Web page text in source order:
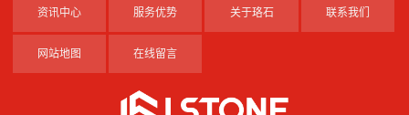
资讯中心 服务优势 关于珞石 联系我们
网站地图 在线留言